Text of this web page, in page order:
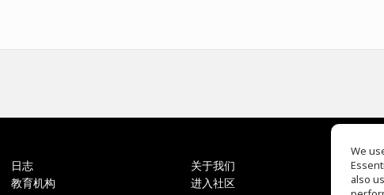
日志
教育机构
关于我们
进入社区
We
also